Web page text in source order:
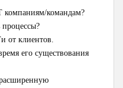
компаниям/командам?
процессы?
от клиентов.
его существования